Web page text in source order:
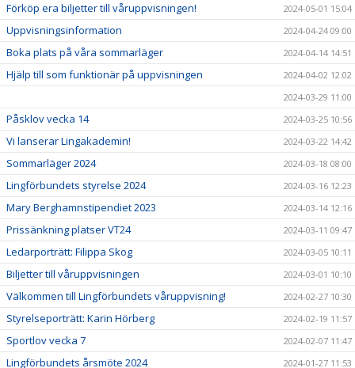
Förköp era biljetter till våruppvisningen! 2024-05-01 15:04
Uppvisningsinformation 2024-04-24 09:00
Boka plats på våra sommarläger 2024-04-14 14:51
Hjälp till som funktionär på uppvisningen
2024-04-02 12:02
2024-03-29 11:00
Påsklov vecka 14 2024-03-25 10:56
Vi lanserar Lingakademin! 2024-03-22 14:42
Sommarläger 2024 2024-03-18 08:00
Lingförbundets styrelse 2024 2024-03-16 12:23
Mary Berghamnstipendiet 2023 2024-03-14 12:16
Prissänkning platser VT24 2024-03-11 09:47
Ledarporträtt: Filippa Skog 2024-03-05 10:11
Biljetter till våruppvisningen 2024-03-01 10:10
Välkommen till Lingförbundets våruppvisning! 2024-02-27 10:30
Styrelseporträtt: Karin Hörberg 2024-02-19 11:57
Sportlov vecka 7 2024-02-07 11:47
Lingförbundets årsmöte 2024 2024-01-27 11:53